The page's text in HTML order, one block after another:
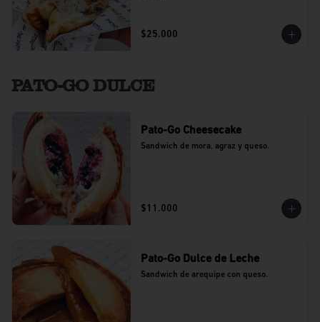
$25.000
PATO-GO DULCE
Pato-Go Cheesecake
Sandwich de mora, agraz y queso.
$11.000
Pato-Go Dulce de Leche
Sandwich de arequipe con queso.